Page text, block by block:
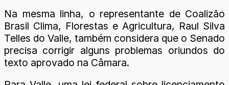
Na mesma linha, o representante de Coalizão
Brasil Clima, Florestas e Agricultura, Raul Silva
Telles do Valle, também considera que o Senado
precisa corrigir alguns problemas oriundos do
texto aprovado na Câmara.